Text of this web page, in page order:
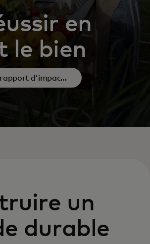
en
le bien
rapport d'impact
un
durable